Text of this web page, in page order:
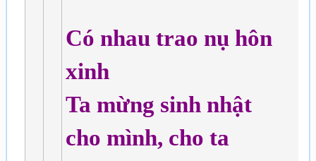
Có nhau trao nụ hôn
xinh
Ta mừng sinh nhật
cho mình, cho ta